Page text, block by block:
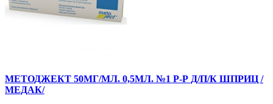
МЕТОДЖЕКТ 50МГ/МЛ. 0,5МЛ. №1 Р-Р Д/П/К ШПРИЦ /
МЕДАК/